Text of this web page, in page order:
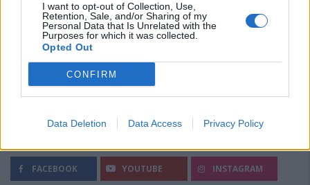
I want to opt-out of Collection, Use,
Retention, Sale, and/or Sharing of my
Personal Data that Is Unrelated with the
Purposes for which it was collected.
Opted Out
CONFIRM
Data Deletion Data Access Privacy Policy
FACEBOOK YOUTUBE INSTAGRAM